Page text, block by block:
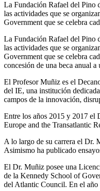
La Fundación Rafael del Pino
las actividades que se
Government que se celebra
La Fundación Rafael del Pino
las actividades que se
Government que se celebra
concesión de una beca anual
El Profesor Muñiz es el
del IE, una institución
campos de la innovación,
Entre los años 2015 y 2017 el
Europe and the Transatlantic
A lo largo de su carrera el Dr.
Asimismo ha publicado
El Dr. Muñiz posee una
de la Kennedy School of
del Atlantic Council. En el año